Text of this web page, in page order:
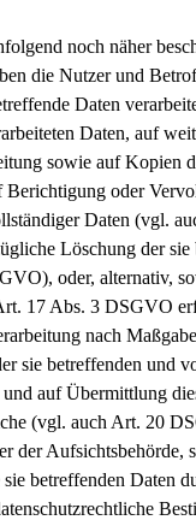
noch näher
die Nutzer und
Daten
Daten, auf
sowie auf Kopien
Berichtigung oder
Daten (vgl.
Löschung der sie
oder, alternativ,
17 Abs. 3 DSGVO
nach
sie betreffenden und
auf Übermittlung
(vgl. auch Art. 20
der Aufsichtsbehörde,
betreffenden Daten